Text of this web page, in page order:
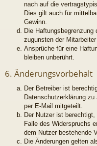
nach auf die
Dies gilt auch für
Gewinn.
Die
zugunsten der
Ansprüche für eine
bleiben unberührt.
6. Änderungsvorbehalt
Der Betreiber ist
Datenschutzerklärung
per E-Mail mitgeteilt.
Der Nutzer ist
Falle des Widerspruchs
dem Nutzer bestehende
Die Änderungen gelten